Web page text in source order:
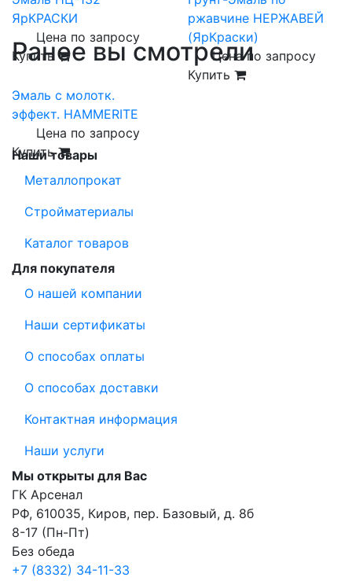
ЯрКРАСКИ
Цена по запросу
Купить
ржавчине НЕРЖАВЕЙ
(ЯрКраски)
Цена по запросу
Купить
Ранее вы смотрели
Эмаль с молотк.
эффект. HAMMERITE
Цена по запросу
Купить
Наши товары
Металлопрокат
Стройматериалы
Каталог товаров
Для покупателя
О нашей компании
Наши сертификаты
О способах оплаты
О способах доставки
Контактная информация
Наши услуги
Мы открыты для Вас
ГК Арсенал
РФ, 610035, Киров, пер. Базовый, д. 8б
8-17 (Пн-Пт)
Без обеда
+7 (8332) 34-11-33